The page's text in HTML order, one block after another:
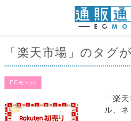
「楽天市場」のタグ
ECモール
「楽
ル、